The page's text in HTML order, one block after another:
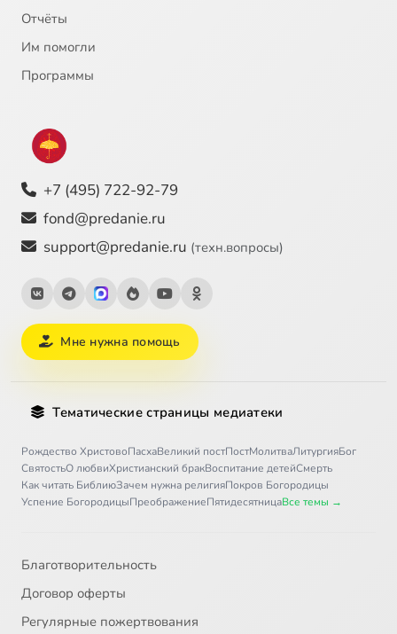
Отчёты
Им помогли
Программы
+7 (495) 722-92-79
fond@predanie.ru
support@predanie.ru (техн.вопросы)
Мне нужна помощь
Тематические страницы медиатеки
Рождество ХристовоПасхаВеликий постПостМолитваЛитургияБог
СвятостьО любвиХристианский бракВоспитание детейСмерть
Как читать БиблиюЗачем нужна религияПокров Богородицы
Успение БогородицыПреображениеПятидесятницаВсе темы →
Благотворительность
Договор оферты
Регулярные пожертвования